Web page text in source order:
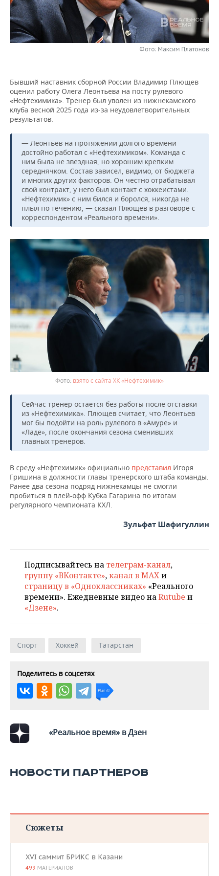
НЕФТЕХИМИЯ
НЕФТЬ
РОЗНИЧНАЯ ТОРГОВЛЯ
ТРАНСПОРТ
НОВОСТИ ТЕХНОЛОГИЙ
IT
ТЕЛЕКОММУНИКАЦИИ
МЕРОПРИЯТИЯ
НОВОСТИ МЕРОПРИЯТИЙ
БИЗНЕС-БРАНЧИ
ONLINE-КОНФЕРЕНЦИИ
СПОРТ
ФУТБОЛ
ХОККЕЙ
ВОЛЕЙБОЛ
КИБЕРСПОРТ
ФИГУРНОЕ КАТАНИЕ
ВОДНЫЕ ВИДЫ СПОРТА
ХОККЕЙ С МЯЧОМ
НОВОСТИ ОБЩЕСТВА
ВЛАСТЬ
ИСТОРИЯ
КУЛЬТУРА
МЕДИЦИНА
ОБРАЗОВАНИЕ
ПРОИСШЕСТВИЯ
ФОТОГАЛЕРЕЯ
СЮЖЕТЫ
СПРАВОЧНИК
СПИСОК ПЕРСОН
СПИСОК КОМПАНИЙ
ПОЛНАЯ ВЕРСИЯ
Фото: Максим Платонов
Бывший наставник сборной России Владимир Плющев
оценил работу Олега Леонтьева на посту рулевого
«Нефтехимика». Тренер был уволен из нижнекамского
клуба весной 2025 года из-за неудовлетворительных
результатов.
— Леонтьев на протяжении долгого времени
достойно работал с «Нефтехимиком». Команда с
ним была не звездная, но хорошим крепким
середнячком. Состав зависел, видимо, от бюджета
и многих других факторов. Он честно отрабатывал
свой контракт, у него был контакт с хоккеистами.
«Нефтехимик» с ним бился и боролся, никогда не
плыл по течению, — сказал Плющев в разговоре с
корреспондентом «Реального времени».
взято с сайта ХК «Нефтехимик»
Сейчас тренер остается без работы после отставки
из «Нефтехимика». Плющев считает, что Леонтьев
мог бы подойти на роль рулевого в «Амуре» и
«Ладе», после окончания сезона сменивших
главных тренеров.
В среду «Нефтехимик» официально представил Игоря
Гришина в должности главы тренерского штаба команды.
Ранее два сезона подряд нижнекамцы не смогли
пробиться в плей-офф Кубка Гагарина по итогам
регулярного чемпионата КХЛ.
Зульфат Шафигуллин
Подписывайтесь на телеграм-канал,
группу «ВКонтакте»,канал в MAXи
страницу в «Одноклассниках» «Реального
времени». Ежедневные видео наRutube и
«Дзене».
Спорт Хоккей Татарстан
Поделитесь в соцсетях
«Реальное время» в Дзен
НОВОСТИ ПАРТНЕРОВ
Сюжеты
XVI саммит БРИКС в Казани
499 МАТЕРИАЛОВ